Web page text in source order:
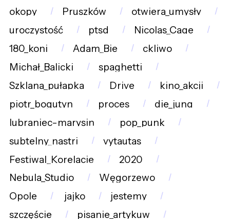
okopy
Pruszków
otwiera_umysły
uroczystość
ptsd
Nicolas_Cage
180_koni
Adam_Bie
ckliwo
Michał_Balicki
spaghetti
Szklana_pułapka
Drive
kino_akcji
piotr_bogutyn
proces
die_jung
lubraniec-marysin
pop_punk
subtelny_nastrj
vytautas
Festiwal_Korelacje
2020
Nebula_Studio
Węgorzewo
Opole
jajko
jestemy
szczęście
pisanie_artykuw